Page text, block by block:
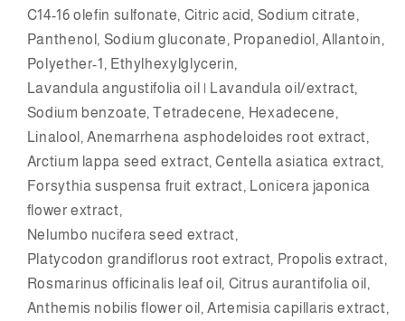
C14-16 olefin sulfonate, Citric acid, Sodium citrate,
Panthenol, Sodium gluconate, Propanediol, Allantoin,
Polyether-1, Ethylhexylglycerin,
Lavandula angustifolia oil | Lavandula oil/extract,
Sodium benzoate, Tetradecene, Hexadecene,
Linalool, Anemarrhena asphodeloides root extract,
Arctium lappa seed extract, Centella asiatica extract,
Forsythia suspensa fruit extract, Lonicera japonica
flower extract,
Nelumbo nucifera seed extract,
Platycodon grandiflorus root extract, Propolis extract,
Rosmarinus officinalis leaf oil, Citrus aurantifolia oil,
Anthemis nobilis flower oil, Artemisia capillaris extract,